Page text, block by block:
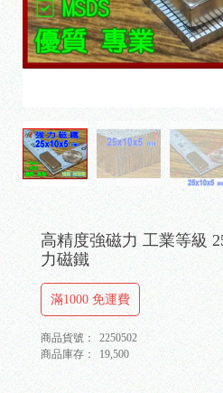
高精度強磁力 工業等級
力磁鐵
滿1000 免運費
商品貨號：
2250502
商品庫存：
19,500